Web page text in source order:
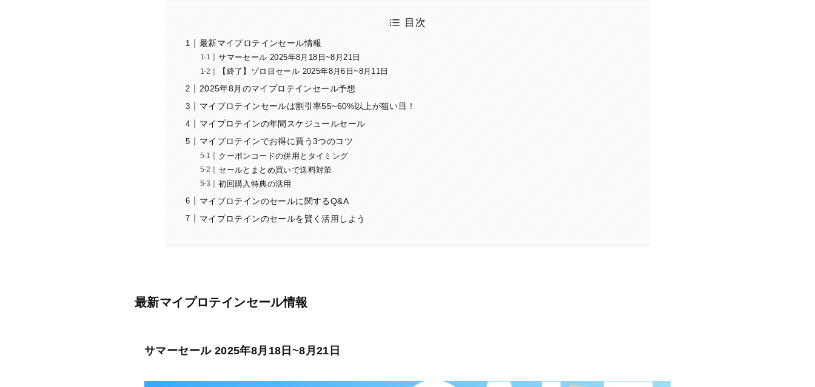
目次
最新マイプロテインセール情報
サマーセール 2025年8月18日~8月21日
【終了】ゾロ目セール 2025年8月6日~8月11日
2025年8月のマイプロテインセール予想
マイプロテインセールは割引率55~60%以上が狙い目！
マイプロテインの年間スケジュールセール
マイプロテインでお得に買う3つのコツ
クーポンコードの併用とタイミング
セールとまとめ買いで送料対策
初回購入特典の活用
マイプロテインのセールに関するQ&A
マイプロテインのセールを賢く活用しよう
最新マイプロテインセール情報
サマーセール 2025年8月18日~8月21日